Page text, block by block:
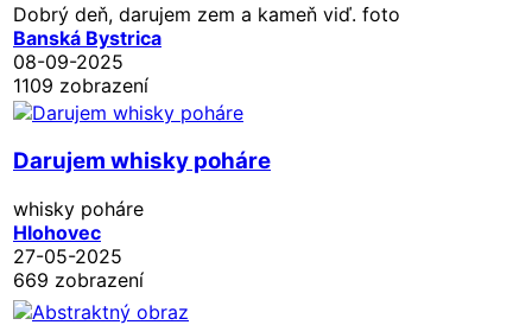
Dobrý deň, darujem zem a kameň viď. foto
Banská Bystrica
08-09-2025
1109 zobrazení
Darujem whisky poháre
whisky poháre
Hlohovec
27-05-2025
669 zobrazení